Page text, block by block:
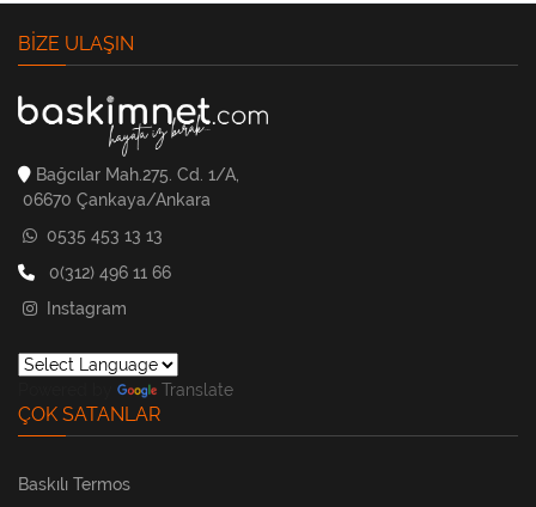
BIZE ULAŞIN
Bağcılar Mah.275. Cd. 1/A,
06670 Çankaya/Ankara
0535 453 13 13
0(312) 496 11 66
Instagram
Translate
ÇOK SATANLAR
Baskılı Termos